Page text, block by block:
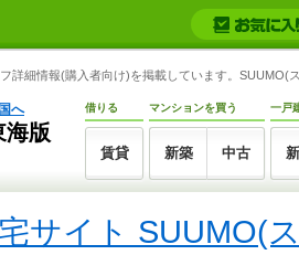
詳細情報(購入者向け)を掲載しています。SUUMO(
へ
海版
借りる
賃貸
マンションを買う
新築 中古
一戸
サイト SUUMO(